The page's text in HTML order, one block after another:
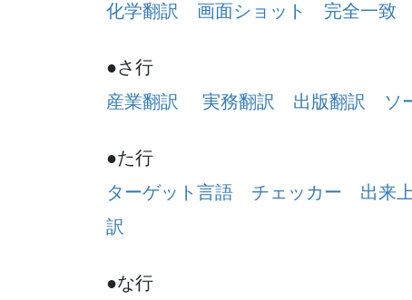
化学翻訳
画面ショット 完全一致
●さ行
産業翻訳
実務翻訳 出版翻訳 ソ
●た行
ターゲット言語
チェッカー 出来
訳
●な行